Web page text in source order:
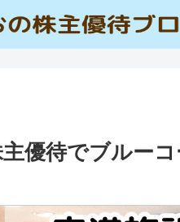
優待でブルー